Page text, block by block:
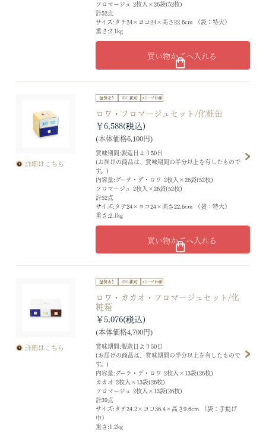
フロマージュ 2枚入×26袋(52枚)
計52点
サイズ:タテ24×ヨコ24×高さ22.6cm （袋：特大）
重さ:2.1kg
買い物かごへ入れる
詳細はこちら
ロワ・フロマージュセット/化粧缶
賞味期間:製造日より50日
(お届けの商品は、賞味期間の半分以上を有したもので
す。)
内容量:グーテ・デ・ロワ 2枚入×26袋(52枚)
フロマージュ 2枚入×26袋(52枚)
計52点
サイズ:タテ24×ヨコ24×高さ22.6cm （袋：特大）
重さ:2.1kg
￥6,588
(本体価格6,100円)
買い物かごへ入れる
詳細はこちら
ロワ・カカオ・フロマージュセット/化
粧箱
賞味期間:製造日より50日
(お届けの商品は、賞味期間の半分以上を有したもので
す。)
内容量:グーテ・デ・ロワ 2枚入×13袋(26枚)
カカオ 2枚入×13袋(26枚)
フロマージュ 2枚入×13袋(26枚)
計39点
サイズ:タテ24.2×ヨコ36.4×高さ9.6cm （袋：手提げ
中）
重さ:1.2kg
￥5,076
(本体価格4,700円)